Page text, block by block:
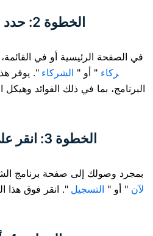
أو في القائمة، ابحث عن رابط "
الشركاء". يوفر هذا القسم كافة
ذلك الفوائد وهيكل العمولة وكيفية
فوق الرابط
صفحة برنامج الشركاء، سترى
". انقر فوق هذا الزر لبدء عملية